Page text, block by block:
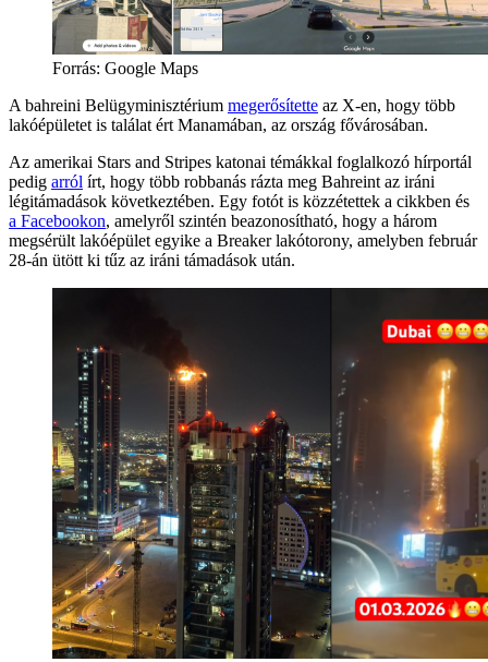
Forrás: Google Maps
A bahreini Belügyminisztérium megerősítette az X-en, hogy több
lakóépületet is találat ért Manamában, az ország fővárosában.
Az amerikai Stars and Stripes katonai témákkal foglalkozó hírportál
pedig arról írt, hogy több robbanás rázta meg Bahreint az iráni
légitámadások következtében. Egy fotót is közzétettek a cikkben és
a Facebookon, amelyről szintén beazonosítható, hogy a három
megsérült lakóépület egyike a Breaker lakótorony, amelyben február
28-án ütött ki tűz az iráni támadások után.